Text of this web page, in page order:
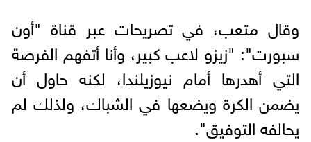
وقال متعب، في تصريحات عبر قناة "أون
سبورت": "زيزو لاعب كبير، وأنا أتفهم الفرصة
التي أهدرها أمام نيوزيلندا، لكنه حاول أن
يضمن الكرة ويضعها في الشباك، ولذلك لم
يحالفه التوفيق".